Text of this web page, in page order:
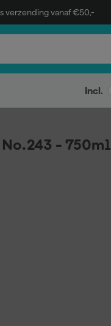
verzending vanaf €50,-
Incl.
- 750ml